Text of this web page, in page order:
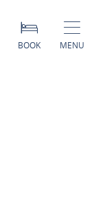
BOOK MENU